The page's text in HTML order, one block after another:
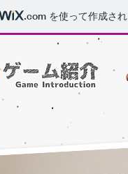
.com を使って作成さ